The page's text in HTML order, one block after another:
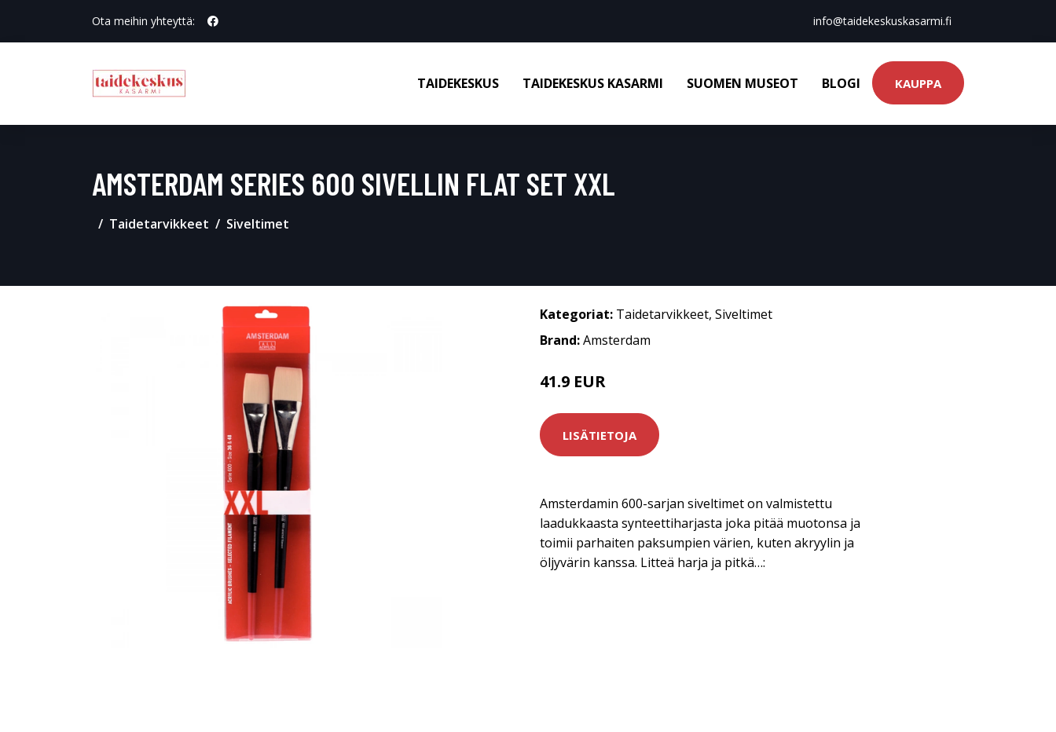
Ota meihin yhteyttä: info@taidekeskuskasarmi.fi
TAIDEKESKUS TAIDEKESKUS KASARMI SUOMEN MUSEOT BLOGI KAUPPA
AMSTERDAM SERIES 600 SIVELLIN FLAT SET XXL
Taidetarvikkeet Siveltimet
Kategoriat: Taidetarvikkeet, Siveltimet
Brand:Amsterdam
41.9 EUR
LISÄTIETOJA
Amsterdamin 600-sarjan siveltimet on valmistettu
laadukkaasta synteettiharjasta joka pitää muotonsa ja
toimii parhaiten paksumpien värien, kuten akryylin ja
öljyvärin kanssa. Litteä harja ja pitkä…: